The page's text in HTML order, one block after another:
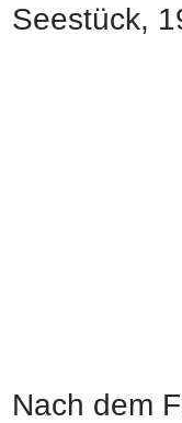
Seestück,
Nach dem